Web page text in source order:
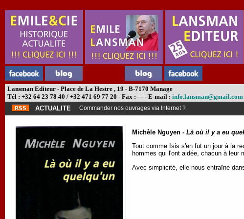
Lansman Editeur - Place de La Hestre , 19 - B-7170 Manage
Tél : +32 64 23 78 40 / +32 471 69 77 20 - Fax : --- - E-mail : info.lansman@gmail.com
ACTUALITE Commander nos ouvrages via Internet ?
Michèle Nguyen - Là où il y a eu
Tout comme Isis s'en fut un jour à la
hommes qui l'ont aidée, chacun à leur
Avec simplicité, elle nous entraîne